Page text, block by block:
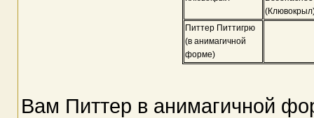
Питтер Питтигрю
(в анимагичной
форме)
Вам Питтер в анимагичной